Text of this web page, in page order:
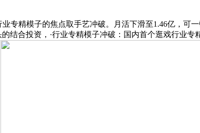
精模子的焦点取手艺冲破。月活下滑至1.46亿，可
结合投资，·行业专精模子冲破：国内首个逛戏行业